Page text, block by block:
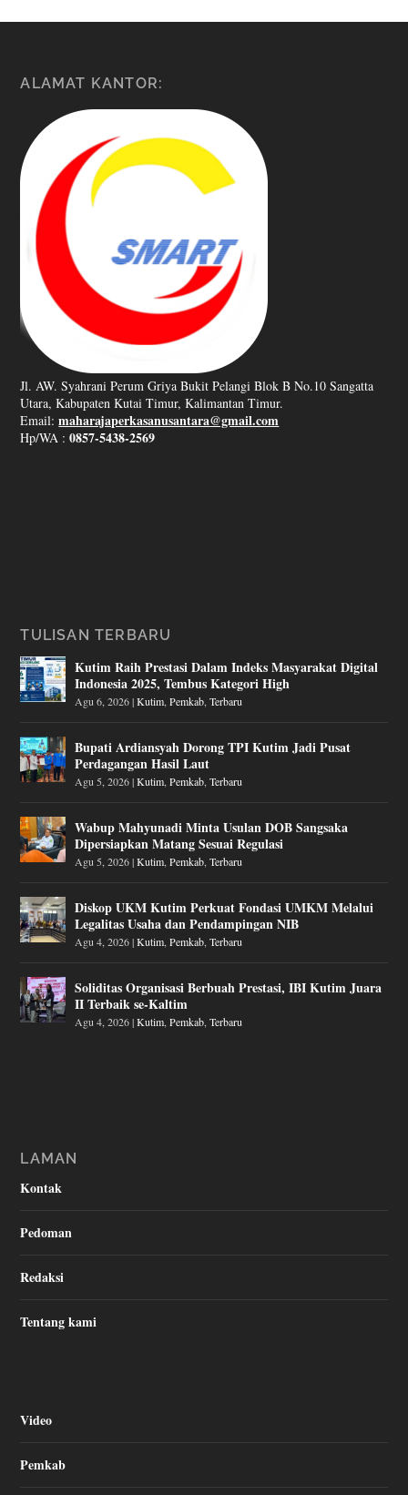
ALAMAT KANTOR:
Jl. AW. Syahrani Perum Griya Bukit Pelangi Blok B No.10 Sangatta
Utara, Kabupaten Kutai Timur, Kalimantan Timur.
Email:maharajaperkasanusantara@gmail.com
Hp/WA :0857-5438-2569
TULISAN TERBARU
Kutim Raih Prestasi Dalam Indeks Masyarakat Digital
Indonesia 2025, Tembus Kategori High
Agu 6, 2026|Kutim ,Pemkab ,Terbaru
Bupati Ardiansyah Dorong TPI Kutim Jadi Pusat
Perdagangan Hasil Laut
Agu 5, 2026|Kutim ,Pemkab ,Terbaru
Wabup Mahyunadi Minta Usulan DOB Sangsaka
Dipersiapkan Matang Sesuai Regulasi
Agu 5, 2026|Kutim ,Pemkab ,Terbaru
Diskop UKM Kutim Perkuat Fondasi UMKM Melalui
Legalitas Usaha dan Pendampingan NIB
Agu 4, 2026|Kutim ,Pemkab ,Terbaru
Soliditas Organisasi Berbuah Prestasi, IBI Kutim Juara
II Terbaik se-Kaltim
Agu 4, 2026|Kutim ,Pemkab ,Terbaru
LAMAN
Kontak
Pedoman
Redaksi
Tentang kami
Video
Pemkab